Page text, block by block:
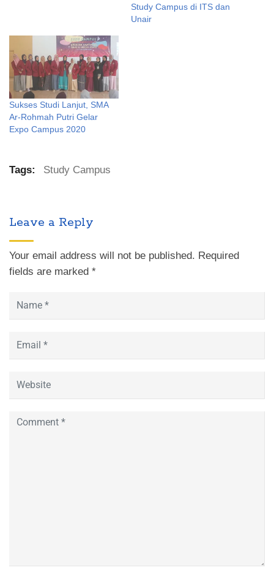
Study Campus di ITS dan
Unair
Sukses Studi Lanjut, SMA
Ar-Rohmah Putri Gelar
Expo Campus 2020
Tags: Study Campus
Leave a Reply
Your email address will not be published. Required
fields are marked *